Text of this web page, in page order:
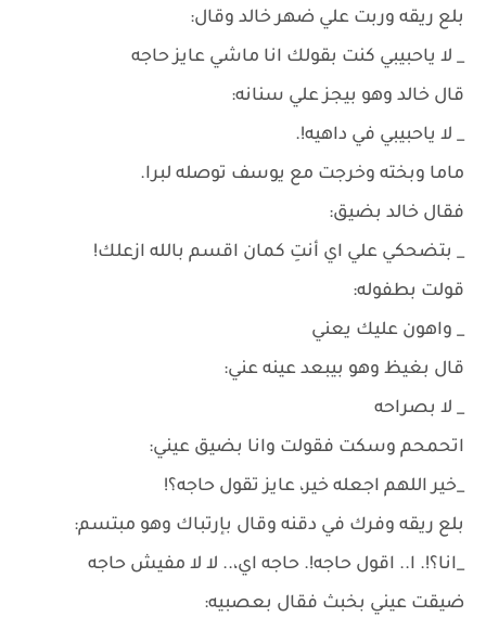
بلع ريقه وربت علي ضهر خالد وقال:
_ لا ياحبيبي كنت بقولك انا ماشي عايز حاجه
قال خالد وهو بيجز علي سنانه:
_ لا ياحبيبي في داهيه!.
ماما وبخته وخرجت مع يوسف توصله لبرا.
فقال خالد بضيق:
_ بتضحكي علي اي أنتِ كمان اقسم بالله ازعلك!
قولت بطفوله:
_ واهون عليك يعني
قال بغيظ وهو بيبعد عينه عني:
_ لا بصراحه
اتحمحم وسكت فقولت وانا بضيق عيني:
_خير اللهم اجعله خير، عايز تقول حاجه؟!
بلع ريقه وفرك في دقنه وقال بإرتباك وهو مبتسم:
_انا؟!. ا.. اقول حاجه!. حاجه اي،.. لا لا مفيش حاجه
ضيقت عيني بخبث فقال بعصبيه: